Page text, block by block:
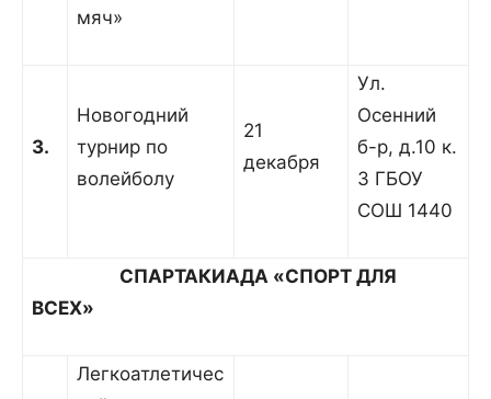
мяч»
3.
Новогодний
турнир по
волейболу
21
декабря
Ул.
Осенний
б-р, д.10 к.
3 ГБОУ
СОШ 1440
СПАРТАКИАДА «СПОРТ ДЛЯ
ВСЕХ»
Легкоатлетичес